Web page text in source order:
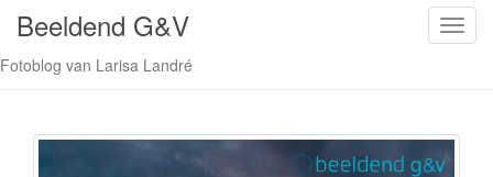
S
k
Beeldend G&V
Fotoblog van Larisa Landré